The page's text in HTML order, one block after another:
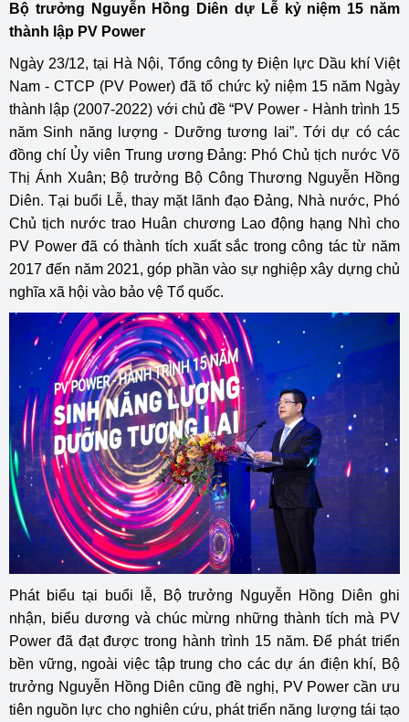
Bộ trưởng Nguyễn Hồng Diên dự Lễ kỷ niệm 15 năm
thành lập PV Power
Ngày 23/12, tại Hà Nội, Tổng công ty Điện lực Dầu khí Việt
Nam - CTCP (PV Power) đã tổ chức kỷ niệm 15 năm Ngày
thành lập (2007-2022) với chủ đề “PV Power - Hành trình 15
năm Sinh năng lượng - Dưỡng tương lai”. Tới dự có các
đồng chí Ủy viên Trung ương Đảng: Phó Chủ tịch nước Võ
Thị Ánh Xuân; Bộ trưởng Bộ Công Thương Nguyễn Hồng
Diên. Tại buổi Lễ, thay mặt lãnh đạo Đảng, Nhà nước, Phó
Chủ tịch nước trao Huân chương Lao động hạng Nhì cho
PV Power đã có thành tích xuất sắc trong công tác từ năm
2017 đến năm 2021, góp phần vào sự nghiệp xây dựng chủ
nghĩa xã hội vào bảo vệ Tổ quốc.
Phát biểu tại buổi lễ, Bộ trưởng Nguyễn Hồng Diên ghi
nhận, biểu dương và chúc mừng những thành tích mà PV
Power đã đạt được trong hành trình 15 năm. Để phát triển
bền vững, ngoài việc tập trung cho các dự án điện khí, Bộ
trưởng Nguyễn Hồng Diên cũng đề nghị, PV Power cần ưu
tiên nguồn lực cho nghiên cứu, phát triển năng lượng tái tạo